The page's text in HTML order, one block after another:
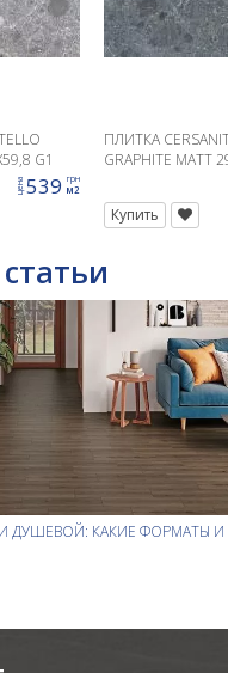
G1
цена539 грн
м2
ПЛИТКА
GRAPHITE MATT
Купить
ДУШЕВОЙ: КАКИЕ ФОРМАТЫ И